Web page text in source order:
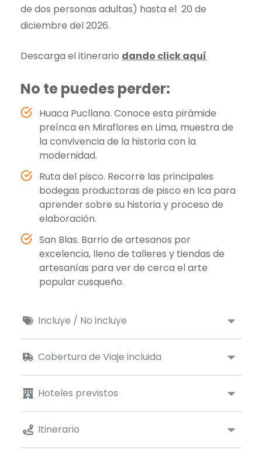
Incluye / No incluye
Cobertura de Viaje incluida
Hoteles previstos
Itinerario
de dos personas adultas) hasta el 20 de
diciembre del 2026.
Descarga el itinerario dando click aquí
No te puedes perder:
Huaca Pucllana. Conoce esta pirámide
preínca en Miraflores en Lima, muestra de
la convivencia de la historia con la
modernidad.
Ruta del pisco. Recorre las principales
bodegas productoras de pisco en Ica para
aprender sobre su historia y proceso de
elaboración.
San Blas. Barrio de artesanos por
excelencia, lleno de talleres y tiendas de
artesanías para ver de cerca el arte
popular cusqueño.